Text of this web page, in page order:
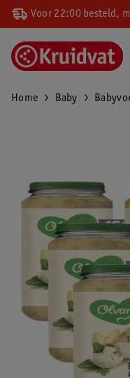
Voor 22:00 besteld,
Home Baby